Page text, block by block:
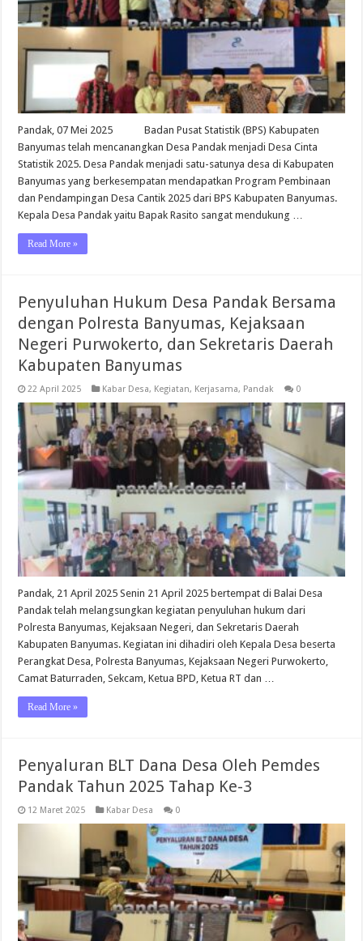
Pandak, 07 Mei 2025 Badan Pusat Statistik (BPS) Kabupaten
Banyumas telah mencanangkan Desa Pandak menjadi Desa Cinta
Statistik 2025. Desa Pandak menjadi satu-satunya desa di Kabupaten
Banyumas yang berkesempatan mendapatkan Program Pembinaan
dan Pendampingan Desa Cantik 2025 dari BPS Kabupaten Banyumas.
Kepala Desa Pandak yaitu Bapak Rasito sangat mendukung …
Read More »
Penyuluhan Hukum Desa Pandak Bersama
dengan Polresta Banyumas, Kejaksaan
Negeri Purwokerto, dan Sekretaris Daerah
Kabupaten Banyumas
22 April 2025 Kabar Desa, Kegiatan, Kerjasama, Pandak 0
Pandak, 21 April 2025 Senin 21 April 2025 bertempat di Balai Desa
Pandak telah melangsungkan kegiatan penyuluhan hukum dari
Polresta Banyumas, Kejaksaan Negeri, dan Sekretaris Daerah
Kabupaten Banyumas. Kegiatan ini dihadiri oleh Kepala Desa beserta
Perangkat Desa, Polresta Banyumas, Kejaksaan Negeri Purwokerto,
Camat Baturraden, Sekcam, Ketua BPD, Ketua RT dan …
Read More »
Penyaluran BLT Dana Desa Oleh Pemdes
Pandak Tahun 2025 Tahap Ke-3
12 Maret 2025 Kabar Desa 0